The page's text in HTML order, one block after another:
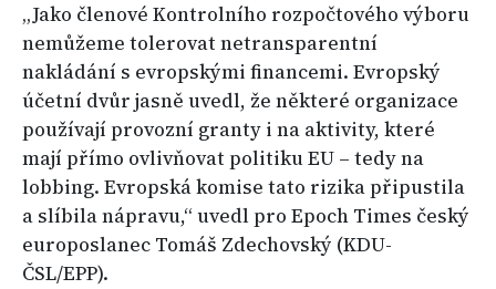
„Jako členové Kontrolního rozpočtového výboru
nemůžeme tolerovat netransparentní
nakládání s evropskými financemi. Evropský
účetní dvůr jasně uvedl, že některé organizace
používají provozní granty i na aktivity, které
mají přímo ovlivňovat politiku EU – tedy na
lobbing. Evropská komise tato rizika připustila
a slíbila nápravu,“ uvedl pro Epoch Times český
europoslanec Tomáš Zdechovský (KDU-
ČSL/EPP).